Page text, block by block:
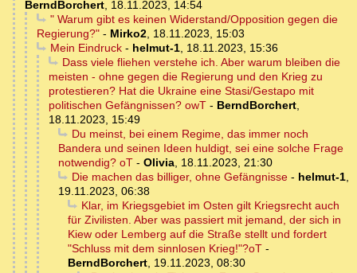
BerndBorchert, 18.11.2023, 14:54
" Warum gibt es keinen Widerstand/Opposition gegen die
Regierung?" - Mirko2, 18.11.2023, 15:03
Mein Eindruck- helmut-1, 18.11.2023, 15:36
Dass viele fliehen verstehe ich. Aber warum bleiben die
meisten - ohne gegen die Regierung und den Krieg zu
protestieren? Hat die Ukraine eine Stasi/Gestapo mit
politischen Gefängnissen? owT - BerndBorchert,
18.11.2023, 15:49
Du meinst, bei einem Regime, das immer noch
Bandera und seinen Ideen huldigt, sei eine solche Frage
notwendig? oT - Olivia, 18.11.2023, 21:30
Die machen das billiger, ohne Gefängnisse- helmut-1,
19.11.2023, 06:38
Klar, im Kriegsgebiet im Osten gilt Kriegsrecht auch
für Zivilisten. Aber was passiert mit jemand, der sich in
Kiew oder Lemberg auf die Straße stellt und fordert
"Schluss mit dem sinnlosen Krieg!"?oT -
BerndBorchert, 19.11.2023, 08:30